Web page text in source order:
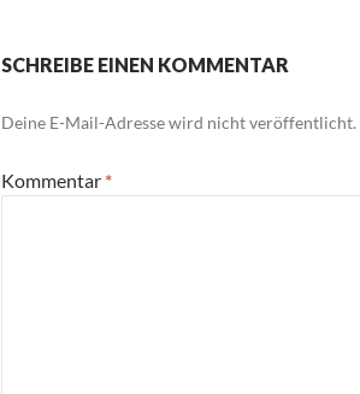
SCHREIBE EINEN KOMMENTAR
Deine E-Mail-Adresse wird nicht veröffentlicht.
Kommentar *